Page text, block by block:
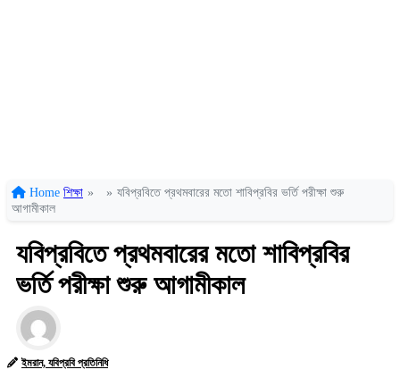
Home শিক্ষা » » যবিপ্রবিতে প্রথমবারের মতো শাবিপ্রবির ভর্তি পরীক্ষা শুরু
আগামীকাল
যবিপ্রবিতে প্রথমবারের মতো শাবিপ্রবির
ভর্তি পরীক্ষা শুরু আগামীকাল
ইমরান, যবিপ্রবি প্রতিনিধি